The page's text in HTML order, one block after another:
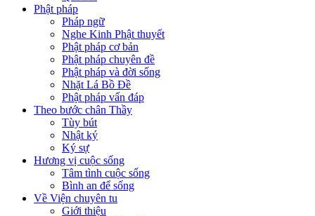
Phật pháp
Pháp ngữ
Nghe Kinh Phật thuyết
Phật pháp cơ bản
Phật pháp chuyên đề
Phật pháp và đời sống
Nhặt Lá Bồ Đề
Phật pháp vấn đáp
Theo bước chân Thầy
Tùy bút
Nhật ký
Ký sự
Hương vị cuộc sống
Tâm tình cuộc sống
Bình an để sống
Về Viện chuyên tu
Giới thiệu